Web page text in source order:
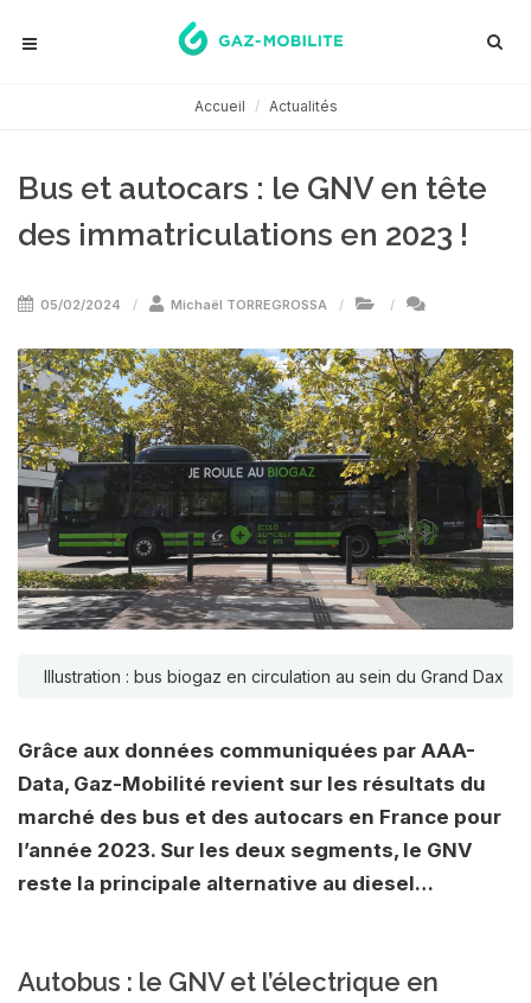
Accueil Actualités
Bus et autocars : le GNV en tête
des immatriculations en 2023 !
05/02/2024 Michaël TORREGROSSA
Illustration : bus biogaz en circulation au sein du Grand Dax
Grâce aux données communiquées par AAA-
Data, Gaz-Mobilité revient sur les résultats du
marché des bus et des autocars en France pour
l’année 2023. Sur les deux segments, le GNV
reste la principale alternative au diesel…
Autobus : le GNV et l’électrique en